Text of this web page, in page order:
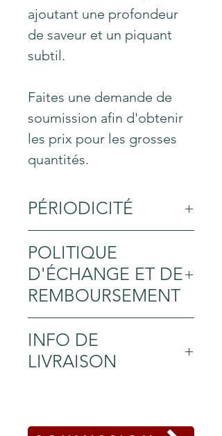
ajoutant une profondeur
de saveur et un piquant
subtil.
Faites une demande de
soumission afin d'obtenir
les prix pour les grosses
quantités.
PÉRIODICITÉ
POLITIQUE
D'ÉCHANGE ET DE
REMBOURSEMENT
remboursement. Informez
vos visiteurs des
articles qu'ils achètent sur
INFO DE
LIVRAISON